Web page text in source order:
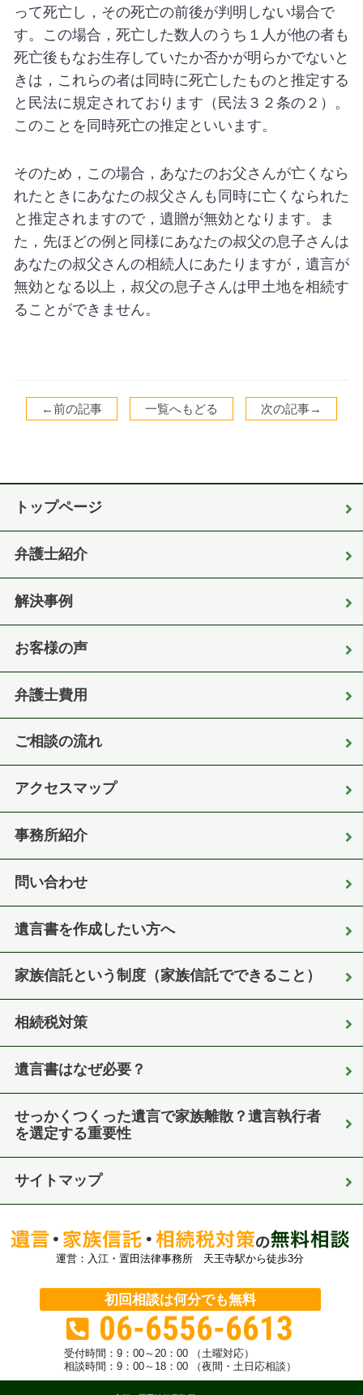
って死亡し，その死亡の前後が判明しない場合で
す。この場合，死亡した数人のうち１人が他の者も
死亡後もなお生存していたか否かが明らかでないと
きは，これらの者は同時に死亡したものと推定する
と民法に規定されております（民法３２条の２）。
このことを同時死亡の推定といいます。
そのため，この場合，あなたのお父さんが亡くなら
れたときにあなたの叔父さんも同時に亡くなられた
と推定されますので，遺贈が無効となります。ま
た，先ほどの例と同様にあなたの叔父の息子さんは
あなたの叔父さんの相続人にあたりますが，遺言が
無効となる以上，叔父の息子さんは甲土地を相続す
ることができません。
←前の記事 一覧へもどる 次の記事→
トップページ
弁護士紹介
解決事例
お客様の声
弁護士費用
ご相談の流れ
アクセスマップ
事務所紹介
問い合わせ
遺言書を作成したい方へ
家族信託という制度（家族信託でできること）
相続税対策
遺言書はなぜ必要？
せっかくつくった遺言で家族離散？遺言執行者
を選定する重要性
サイトマップ
運営：入江・置田法律事務所 天王寺駅から徒歩3分
初回相談は何分でも無料
06-6556-6613
受付時間： 9：00～20：00 （土曜対応）
相談時間：9：00～18：00 （夜間・土日応相談）